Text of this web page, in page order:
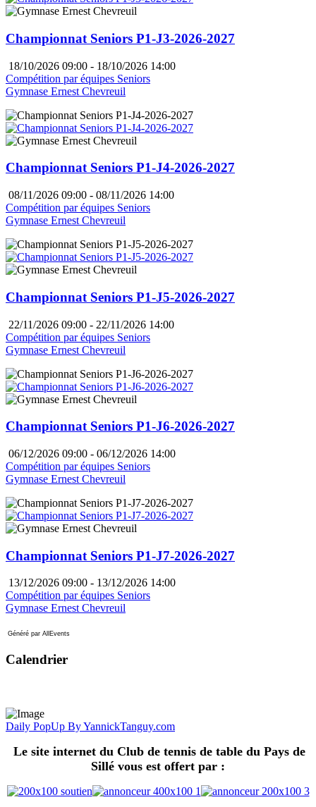
Championnat Seniors P1-J3-2026-2027
18/10/2026 09:00 - 18/10/2026 14:00
Compétition par équipes Seniors
Gymnase Ernest Chevreuil
Championnat Seniors P1-J4-2026-2027
08/11/2026 09:00 - 08/11/2026 14:00
Compétition par équipes Seniors
Gymnase Ernest Chevreuil
Championnat Seniors P1-J5-2026-2027
22/11/2026 09:00 - 22/11/2026 14:00
Compétition par équipes Seniors
Gymnase Ernest Chevreuil
Championnat Seniors P1-J6-2026-2027
06/12/2026 09:00 - 06/12/2026 14:00
Compétition par équipes Seniors
Gymnase Ernest Chevreuil
Championnat Seniors P1-J7-2026-2027
13/12/2026 09:00 - 13/12/2026 14:00
Compétition par équipes Seniors
Gymnase Ernest Chevreuil
Généré par AllEvents
Calendrier
Daily PopUp By YannickTanguy.com
Le site internet du Club de tennis de table du Pays de
Sillé vous est offert par :